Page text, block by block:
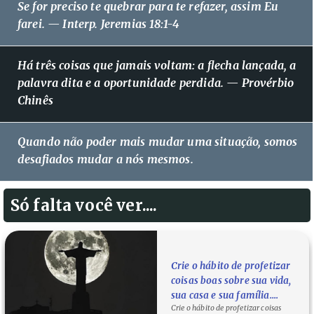
Se for preciso te quebrar para te refazer, assim Eu
farei. — Interp. Jeremias 18:1-4
Há três coisas que jamais voltam: a flecha lançada, a
palavra dita e a oportunidade perdida. — Provérbio
Chinês
Quando não poder mais mudar uma situação, somos
desafiados mudar a nós mesmos.
Só falta você ver....
Crie o hábito de profetizar
coisas boas sobre sua vida,
sua casa e sua família.
Palavra tem poder!
Crie o hábito de profetizar coisas